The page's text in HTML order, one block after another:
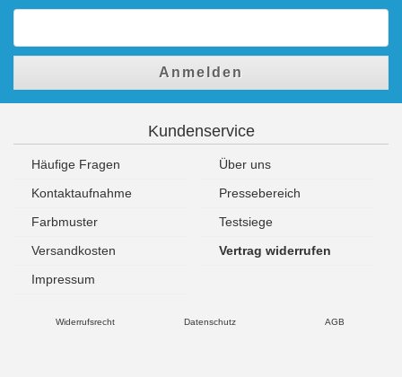
Anmelden
Kundenservice
Häufige Fragen
Über uns
Kontaktaufnahme
Pressebereich
Farbmuster
Testsiege
Versandkosten
Vertrag widerrufen
Impressum
Widerrufsrecht Datenschutz AGB